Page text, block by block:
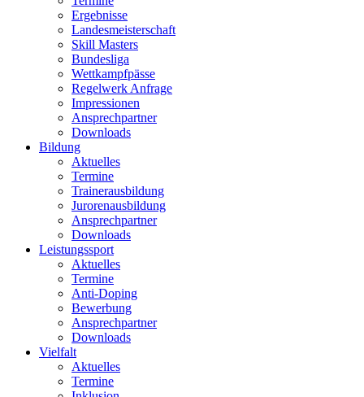
Ergebnisse
Landesmeisterschaft
Skill Masters
Bundesliga
Wettkampfpässe
Regelwerk Anfrage
Impressionen
Ansprechpartner
Downloads
Bildung
Aktuelles
Termine
Trainerausbildung
Jurorenausbildung
Ansprechpartner
Downloads
Leistungssport
Aktuelles
Termine
Anti-Doping
Bewerbung
Ansprechpartner
Downloads
Vielfalt
Aktuelles
Termine